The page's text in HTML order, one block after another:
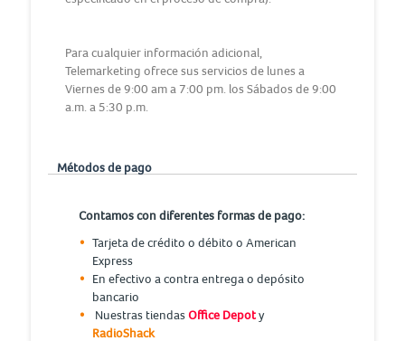
Para cualquier información adicional,
Telemarketing ofrece sus servicios de lunes a
Viernes de 9:00 am a 7:00 pm. los Sábados de 9:00
a.m. a 5:30 p.m.
Métodos de pago
Contamos con diferentes formas de pago:
Tarjeta de crédito o débito o American
Express
En efectivo a contra entrega o depósito
bancario
Nuestras tiendasOffice Depoty
RadioShack